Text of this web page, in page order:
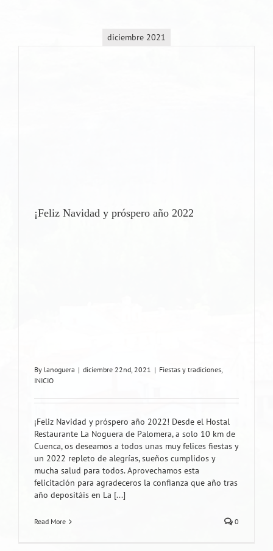
diciembre 2021
¡Feliz Navidad y próspero año 2022
By lanoguera | diciembre 22nd, 2021 | Fiestas y tradiciones,
INICIO
¡Feliz Navidad y próspero año 2022! Desde el Hostal
Restaurante La Noguera de Palomera, a solo 10 km de
Cuenca, os deseamos a todos unas muy felices fiestas y
un 2022 repleto de alegrías, sueños cumplidos y
mucha salud para todos. Aprovechamos esta
felicitación para agradeceros la confianza que año tras
año depositáis en La [...]
Read More 0